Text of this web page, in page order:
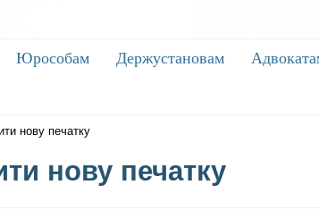
Юрособам
Юрособам Держустановам
Держустановам
нову печатку
нову печатку